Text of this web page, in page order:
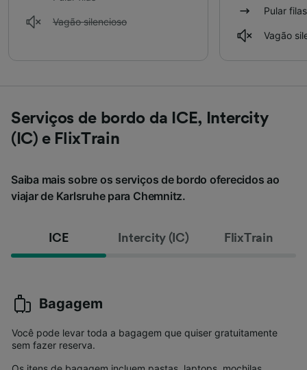
Vagão silencioso
Pular filas
Vagão
Serviços de bordo da ICE, Intercity
(IC) e FlixTrain
Saiba mais sobre os serviços de bordo oferecidos ao
viajar de Karlsruhe para Chemnitz.
ICE Intercity (IC) FlixTrain
Bagagem
Você pode levar toda a bagagem que quiser gratuitamente
sem fazer reserva.